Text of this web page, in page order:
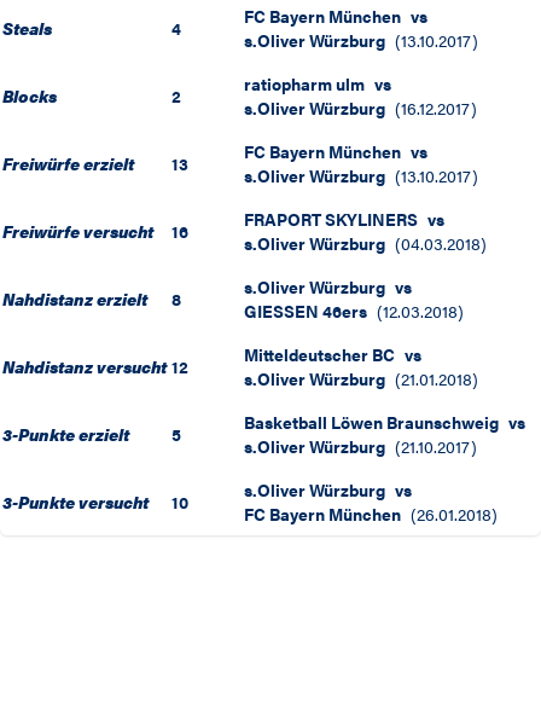
Steals 4 FC Bayern München vs
s.Oliver Würzburg (13.10.2017)
Blocks 2 ratiopharm ulm vs
s.Oliver Würzburg (16.12.2017)
Freiwürfe erzielt 13 FC Bayern München vs
s.Oliver Würzburg (13.10.2017)
Freiwürfe versucht 16 FRAPORT SKYLINERS vs
s.Oliver Würzburg (04.03.2018)
Nahdistanz erzielt 8 s.Oliver Würzburg vs
GIESSEN 46ers (12.03.2018)
Nahdistanz versucht 12 Mitteldeutscher BC vs
s.Oliver Würzburg (21.01.2018)
3-Punkte erzielt 5 Basketball Löwen Braunschweig vs
s.Oliver Würzburg (21.10.2017)
3-Punkte versucht 10 s.Oliver Würzburg vs
FC Bayern München (26.01.2018)